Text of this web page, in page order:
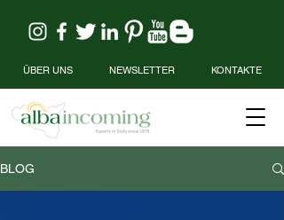
ÜBER UNS NEWSLETTER KONTAKTE
BLOG